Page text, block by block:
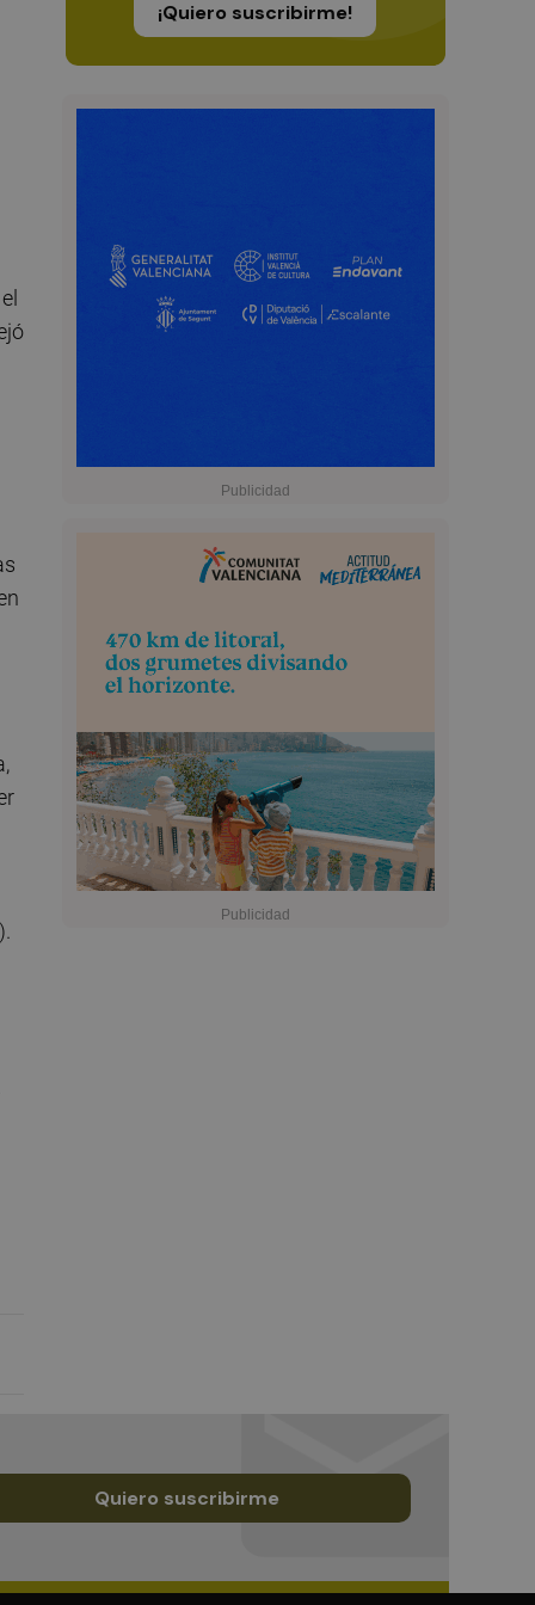
¡Quiero suscribirme!
Quiero suscribirme